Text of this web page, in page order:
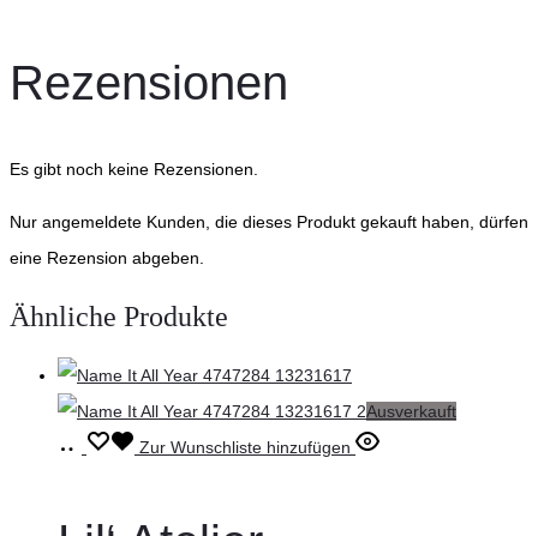
Rezensionen
Es gibt noch keine Rezensionen.
Nur angemeldete Kunden, die dieses Produkt gekauft haben, dürfen
eine Rezension abgeben.
Ähnliche Produkte
Ausverkauft
Ausführung
Dieses Zur Wunschliste hinzufügen